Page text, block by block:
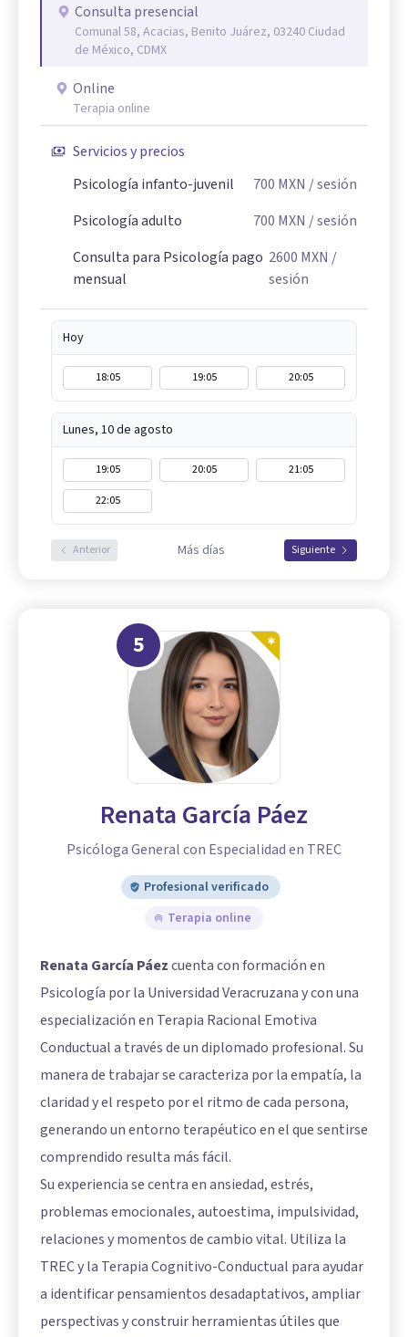
Consulta presencial
Comunal 58, Acacias, Benito Juárez, 03240 Ciudad
de México, CDMX
Online
Terapia online
Servicios y precios
Psicología infanto-juvenil
700 MXN / sesión
Psicología adulto
700 MXN / sesión
Consulta para Psicología pago
mensual
2600 MXN /
sesión
Hoy
18:05 19:05 20:05
Lunes, 10 de agosto
19:05 20:05
21:05
22:05
Anterior Más días Siguiente
5
Renata García Páez
Psicóloga General con Especialidad en TREC
Profesional verificado
Terapia online
Renata García Páezcuenta con formación en
Psicología por la Universidad Veracruzana y con una
especialización en Terapia Racional Emotiva
Conductual a través de un diplomado profesional. Su
manera de trabajar se caracteriza por la empatía, la
claridad y el respeto por el ritmo de cada persona,
generando un entorno terapéutico en el que sentirse
comprendido resulta más fácil.
Su experiencia se centra en ansiedad, estrés,
problemas emocionales, autoestima, impulsividad,
relaciones y momentos de cambio vital. Utiliza la
TREC y la Terapia Cognitivo-Conductual para ayudar
a identificar pensamientos desadaptativos, ampliar
perspectivas y construir herramientas útiles que